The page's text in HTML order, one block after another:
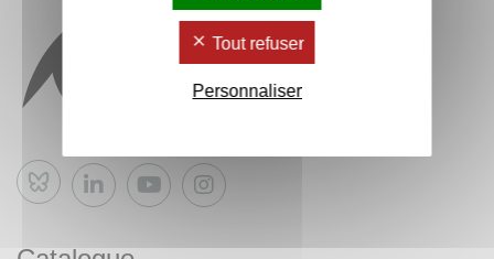
Bluesky
Tout refuser
Personnaliser